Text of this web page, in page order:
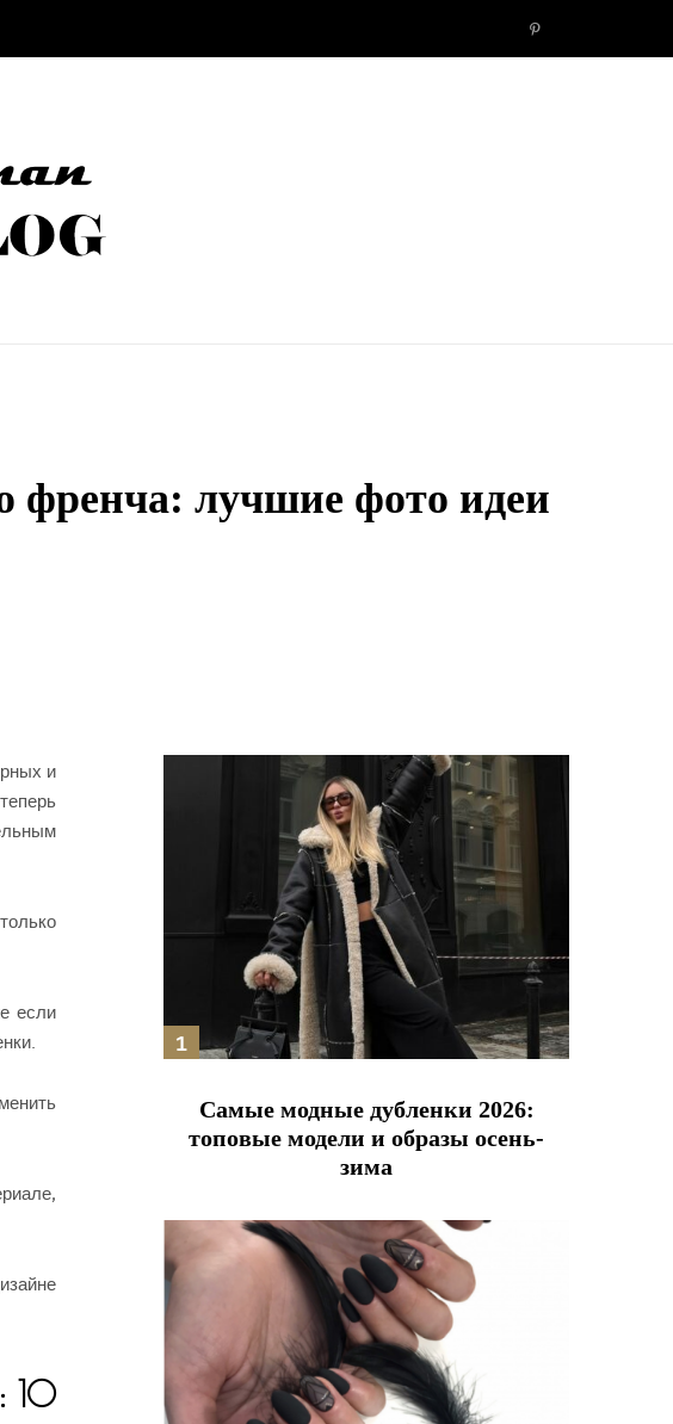
P
френча: лучшие фото идеи
и
если
10
Самые модные дубленки 2026:
топовые модели и образы осень-
зима